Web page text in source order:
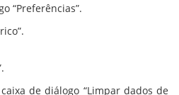
“Preferências”.
de diálogo “Limpar dados de